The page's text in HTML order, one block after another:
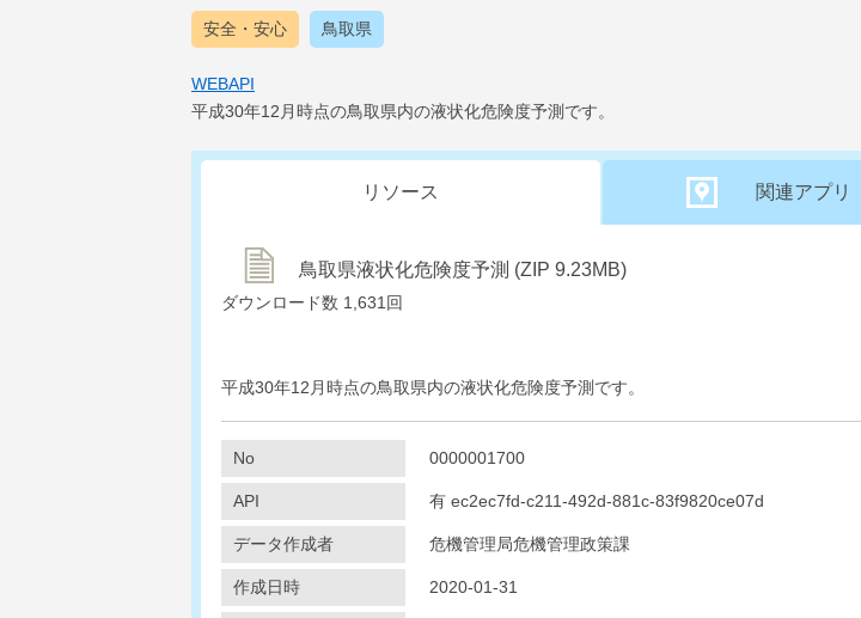
安全・安心 鳥取県
WEBAPI
平成30年12月時点の鳥取県内の液状化危険度予測です。
リソース 関連アプリ
鳥取県液状化危険度予測 (ZIP 9.23MB)
ダウンロード数 1,631回
平成30年12月時点の鳥取県内の液状化危険度予測です。
No 0000001700
API 有 ec2ec7fd-c211-492d-881c-83f9820ce07d
データ作成者 危機管理局危機管理政策課
作成日時 2020-01-31